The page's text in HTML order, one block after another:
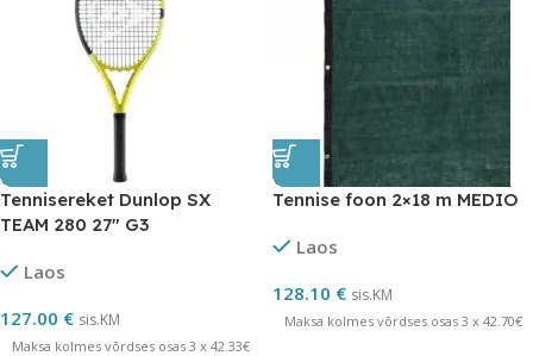
Tennisereket Dunlop SX
TEAM 280 27″ G3
Laos
127.00 € sis.KM
Maksa kolmes võrdses osas 3 x 42.33€
Tennise foon 2×18 m MEDIO
Laos
128.10 € sis.KM
Maksa kolmes võrdses osas 3 x 42.70€